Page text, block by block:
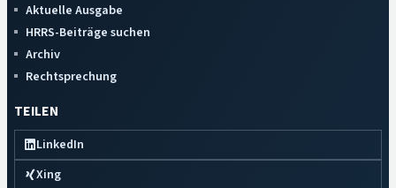
Aktuelle Ausgabe
HRRS-Beiträge suchen
Archiv
Rechtsprechung
TEILEN
LinkedIn
Xing